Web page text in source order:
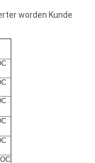
worden Kunde